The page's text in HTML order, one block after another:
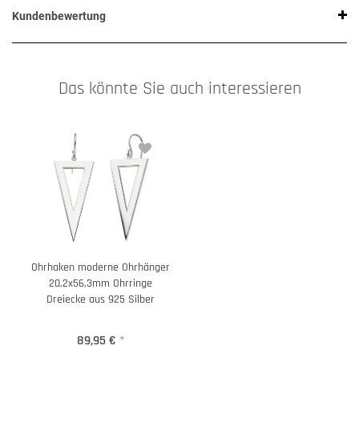
Kundenbewertung
Das könnte Sie auch interessieren
Ohrhaken moderne Ohrhänger
20,2x56,3mm Ohrringe
Dreiecke aus 925 Silber
89,95 € *